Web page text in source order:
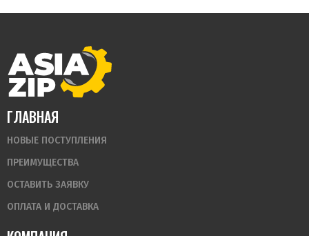
ГЛАВНАЯ
НОВЫЕ ПОСТУПЛЕНИЯ
ПРЕИМУЩЕСТВА
ОСТАВИТЬ ЗАЯВКУ
ОПЛАТА И ДОСТАВКА